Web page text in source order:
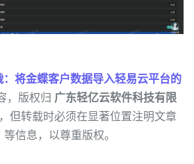
：将金蝶客户数据导入轻易云平台的
，版权归 广东轻亿云软件科技有限
但转载时必须在显著位置注明文章
信息，以尊重版权。